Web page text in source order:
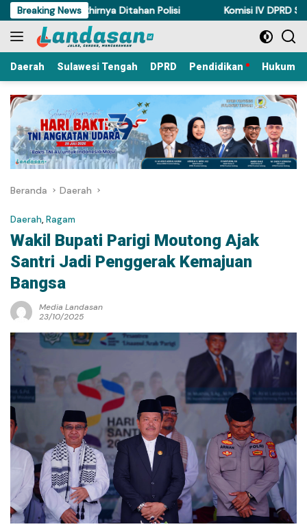
Langsung
ke
konten
Breaking News
Torue Akhirnya Ditahan Polisi Komisi IV DPRD Sulteng
Daerah Sulawesi Tengah DPRD Pendidikan Hukum
Beranda Daerah
Daerah, Ragam
Wakil Bupati Parigi Moutong Ajak
Santri Jadi Penggerak Kemajuan
Bangsa
Media Landasan
23/10/2025